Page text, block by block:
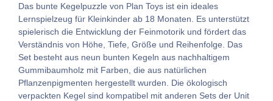
Das bunte Kegelpuzzle von Plan Toys ist ein ideales
Lernspielzeug für Kleinkinder ab 18 Monaten. Es unterstützt
spielerisch die Entwicklung der Feinmotorik und fördert das
Verständnis von Höhe, Tiefe, Größe und Reihenfolge. Das
Set besteht aus neun bunten Kegeln aus nachhaltigem
Gummibaumholz mit Farben, die aus natürlichen
Pflanzenpigmenten hergestellt wurden. Die ökologisch
verpackten Kegel sind kompatibel mit anderen Sets der Unit